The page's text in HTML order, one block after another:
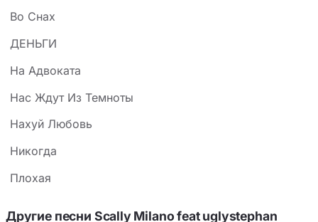
Во Снах
ДЕНЬГИ
На Адвоката
Нас Ждут Из Темноты
Нахуй Любовь
Никогда
Плохая
Другие песни Scally Milano feat ​uglystephan